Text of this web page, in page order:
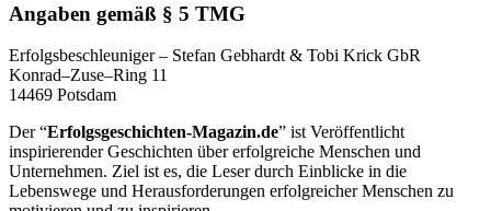
Angaben gemäß § 5 TMG
Erfolgsbeschleuniger – Stefan Gebhardt & Tobi Krick GbR
Konrad–Zuse–Ring 11
14469 Potsdam
Der “Erfolgsgeschichten-Magazin.de” ist Veröffentlicht
inspirierender Geschichten über erfolgreiche Menschen und
Unternehmen. Ziel ist es, die Leser durch Einblicke in die
Lebenswege und Herausforderungen erfolgreicher Menschen zu